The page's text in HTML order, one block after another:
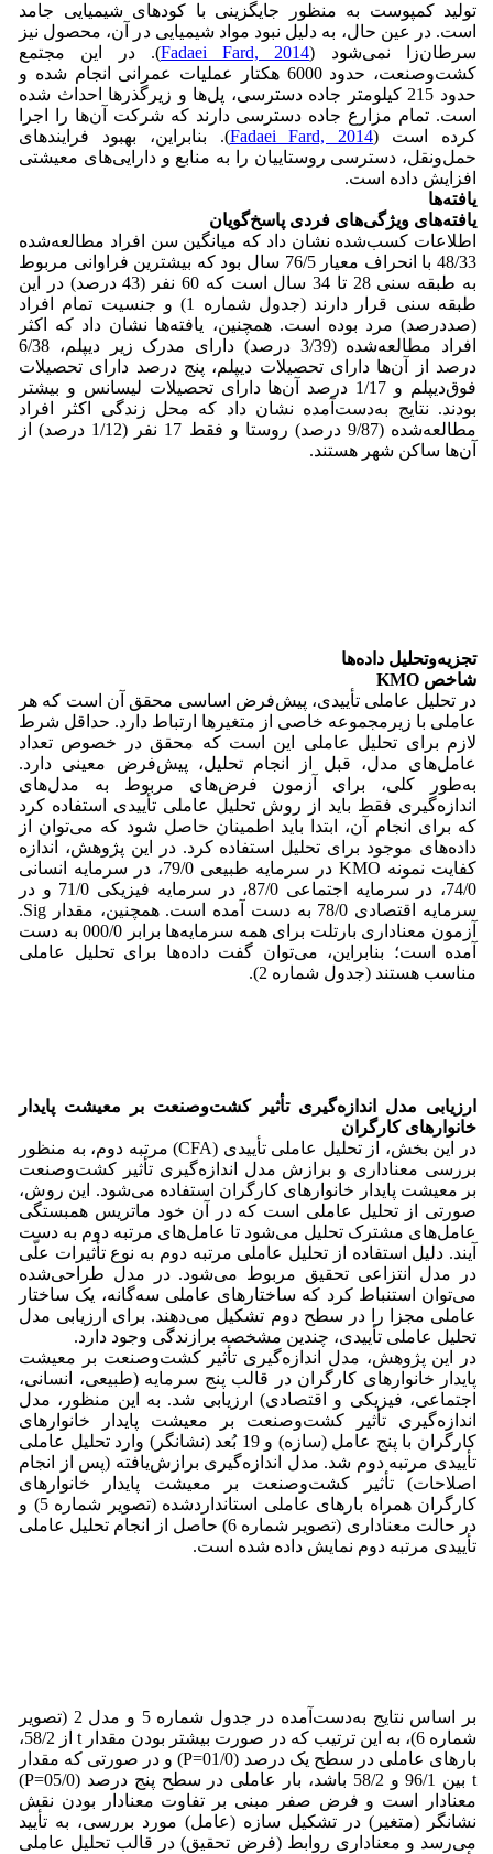
تولید کمپوست به منظور جایگزینی با کودهای شیمیایی جامد
است. در عین حال، به دلیل نبود مواد شیمیایی در آن، محصول نیز
سرطان‌زا نمی‌شود (Fadaei Fard, 2014). در این مجتمع
کشت‌وصنعت، حدود 6000 هکتار عملیات عمرانی انجام شده و
حدود 215 کیلومتر جاده دسترسی، پل‌ها و زیرگذرها احداث شده
است. تمام مزارع جاده دسترسی دارند که شرکت آن‌ها را اجرا
کرده است (Fadaei Fard, 2014). بنابراین، بهبود فرایندهای
حمل‌و‌نقل، دسترسی روستاییان را به منابع و دارایی‌های معیشتی
افزایش داده است.
یافته‌ها
یافته‌های ویژگی‌های فردی پاسخ‌گویان
اطلاعات کسب‌شده نشان داد که میانگین سن افراد مطالعه‌شده
48/33 با انحراف معیار 76/5 سال بود که بیشترین فراوانی مربوط
به طبقه سنی 28 تا 34 سال است که 60 نفر (43 درصد) در این
طبقه سنی قرار دارند (جدول شماره 1) و جنسیت تمام افراد
(صددرصد) مرد بوده است. همچنین، یافته‌ها نشان داد که اکثر
افراد مطالعه‌شده (3/39 درصد) دارای مدرک زیر دیپلم، 6/38
درصد از آن‌ها دارای تحصیلات دیپلم، پنج درصد دارای تحصیلات
فوق‌دیپلم و 1/17 درصد آن‌ها دارای تحصیلات لیسانس و بیشتر
بودند. نتایج به‌دست‌آمده نشان داد که محل زندگی اکثر افراد
مطالعه‌شده (9/87 درصد) روستا و فقط 17 نفر (1/12 درصد) از
آن‌ها ساکن شهر هستند.
تجزیه‌وتحلیل داده‌ها
شاخص KMO
در تحلیل عاملی تأییدی، پیش‌فرض اساسی محقق آن است که هر
عاملی با زیرمجموعه خاصی از متغیرها ارتباط دارد. حداقل شرط
لازم برای تحلیل عاملی این است که محقق در خصوص تعداد
عامل‌های مدل، قبل از انجام تحلیل، پیش‌فرض معینی دارد.
به‌طور کلی، برای آزمون فرض‌های مربوط به مدل‌های
اندازه‌گیری فقط باید از روش تحلیل عاملی تأییدی استفاده کرد
که برای انجام آن، ابتدا باید اطمینان حاصل شود که می‌توان از
داده‌های موجود برای تحلیل استفاده کرد. در این پژوهش، اندازه
کفایت نمونه KMO در سرمایه طبیعی 79/0، در سرمایه انسانی
74/0، در سرمایه اجتماعی 87/0، در سرمایه فیزیکی 71/0 و در
سرمایه اقتصادی 78/0 به‌ دست ‌آمده است. همچنین، مقدار Sig.
آزمون معناداری بارتلت برای همه سرمایه‌ها برابر 000/0 به‌ دست‌
آمده است؛ بنابراین، می‌توان گفت داده‌ها برای تحلیل عاملی
مناسب هستند (جدول شماره 2).
ارزیابی مدل اندازه‌گیری تأثیر کشت‌وصنعت بر معیشت پایدار
خانوارهای کارگران
در این بخش، از تحلیل عاملی تأییدی (CFA) مرتبه دوم، به منظور
بررسی معنا‌داری و برازش مدل اندازه‌گیری تأثیر کشت‌وصنعت
بر معیشت پایدار خانوارهای کارگران استفاده می‌شود. این روش،
صورتی از تحلیل عاملی است که در آن خود ماتریس همبستگی
عامل‌های مشترک تحلیل می‌شود تا عامل‌های مرتبه دوم به دست
آیند. دلیل استفاده از تحلیل عاملی مرتبه دوم به نوع تأثیرات علّی
در مدل انتزاعی تحقیق مربوط می‌شود. در مدل طراحی‌شده
می‌توان استنباط کرد که ساختارهای عاملی سه‌گانه، یک ساختار
عاملی مجزا را در سطح دوم تشکیل می‌دهند. برای ارزیابی مدل
تحلیل عاملی تأییدی، چندین مشخصه برازندگی وجود دارد.
در این پژوهش، مدل اندازه‌گیری تأثیر کشت‌وصنعت بر معیشت
پایدار خانوارهای کارگران در قالب پنج سرمایه (طبیعی، انسانی،
اجتماعی، فیزیکی و اقتصادی) ارزیابی شد. به این منظور، مدل
اندازه‌گیری تأثیر کشت‌وصنعت بر معیشت پایدار خانوارهای
کارگران با پنج عامل (سازه) و 19 بُعد (نشانگر) وارد تحلیل عاملی
تأییدی مرتبه دوم شد. مدل اندازه‌گیری برازش‌یافته (پس از انجام
اصلاحات) تأثیر کشت‌وصنعت بر معیشت پایدار خانوارهای
کارگران همراه بارهای عاملی استانداردشده (تصویر شماره 5) و
در حالت معنا‌داری (تصویر شماره 6) حاصل از انجام تحلیل عاملی
تأییدی مرتبه دوم نمایش داده شده است.
بر اساس نتایج به‌دست‌آمده در جدول شماره 5 و مدل 2 (تصویر
شماره 6)، به این ترتیب که در صورت بیشتر بودن مقدار t از 58/2،
بارهای عاملی در سطح یک درصد (01/0=P) و در صورتی‌ که مقدار
t بین 96/1 و 58/2 باشد، بار عاملی در سطح پنج درصد (05/0=P)
معنا‌دار است و فرض صفر مبنی بر تفاوت معنا‌دار بودن نقش
نشانگر (متغیر) در تشکیل سازه (عامل) مورد بررسی، به تأیید
می‌رسد و معناداری روابط (فرض تحقیق) در قالب تحلیل عاملی